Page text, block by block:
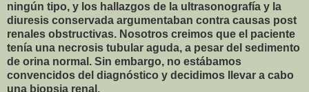
ningún tipo, y los hallazgos de la ultrasonografía y la
diuresis conservada argumentaban contra causas post
renales obstructivas. Nosotros creimos que el paciente
tenía una necrosis tubular aguda, a pesar del sedimento
de orina normal. Sin embargo, no estábamos
convencidos del diagnóstico y decidimos llevar a cabo
una biopsia renal.